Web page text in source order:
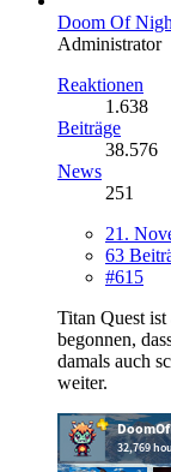
Doom Of
Administrator
Reaktionen
1.638
Beiträge
38.576
News
251
21.
63
#615
Titan Quest ist
begonnen,
damals auch
weiter.